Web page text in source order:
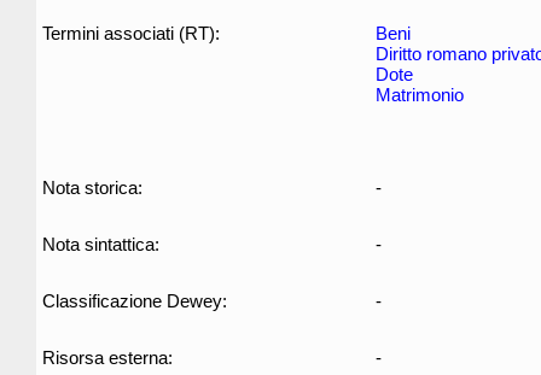
Termini associati (RT):
Beni
Diritto romano
Dote
Matrimonio
Nota storica: -
Nota sintattica: -
Classificazione Dewey: -
Risorsa esterna: -